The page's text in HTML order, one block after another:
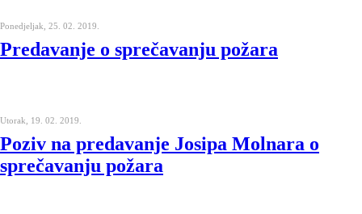
Ponedjeljak, 25. 02. 2019.
Predavanje o sprečavanju požara
Utorak, 19. 02. 2019.
Poziv na predavanje Josipa Molnara o
sprečavanju požara